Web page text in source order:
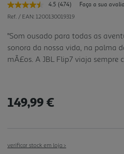
4.5 Leu
474
para
a
mesma
página.
(474)
Faça a sua
Ref. / EAN: 1200130019319
"Som ousado para todas as
sonora da nossa vida, na palma
mÃ£os. A JBL Flip7 viaja sempre
uma noite aconchegante, a Flip7
lugar que a vida nos leve. E
caracterÃ­stico Ã© maior e mais
149,99 €
verificar stock em loja >